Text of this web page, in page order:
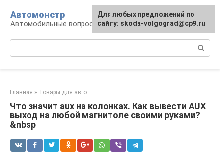
контенту
Автомонстр
Автомобильные вопросы и ответы
Главная » Товары для авто
Что значит aux на колонках. Как вывести AUX
выход на любой магнитоле своими руками?
&nbsp
Для любых предложений по
сайту: skoda-volgograd@cp9.ru